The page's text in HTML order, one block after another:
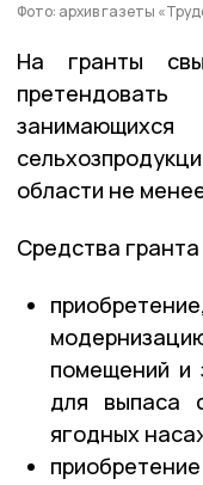
Фото: архив газеты
На гранты
области не
Средства
помещений и
для выпаса
ягодных